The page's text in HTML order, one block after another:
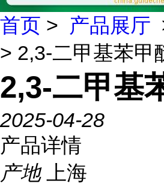
首页 > 产品展厅
> 2,3-二甲基苯甲
2,3-二甲基
2025-04-28
产品详情
产地
上海